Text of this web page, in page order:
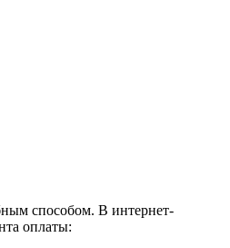
способом. В интернет-
оплаты: